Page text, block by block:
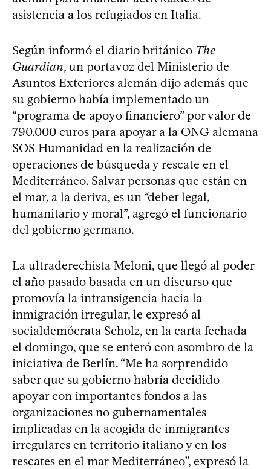
asistencia a los refugiados en Italia.
Según informó el diario británico The
Guardian, un portavoz del Ministerio de
Asuntos Exteriores alemán dijo además que
su gobierno había implementado un
“programa de apoyo financiero” por valor de
790.000 euros para apoyar a la ONG alemana
SOS Humanidad en la realización de
operaciones de búsqueda y rescate en el
Mediterráneo. Salvar personas que están en
el mar, a la deriva, es un “deber legal,
humanitario y moral”, agregó el funcionario
del gobierno germano.
La ultraderechista Meloni, que llegó al poder
el año pasado basada en un discurso que
promovía la intransigencia hacia la
inmigración irregular, le expresó al
socialdemócrata Scholz, en la carta fechada
el domingo, que se enteró con asombro de la
iniciativa de Berlín. “Me ha sorprendido
saber que su gobierno habría decidido
apoyar con importantes fondos a las
organizaciones no gubernamentales
implicadas en la acogida de inmigrantes
irregulares en territorio italiano y en los
rescates en el mar Mediterráneo”, expresó la